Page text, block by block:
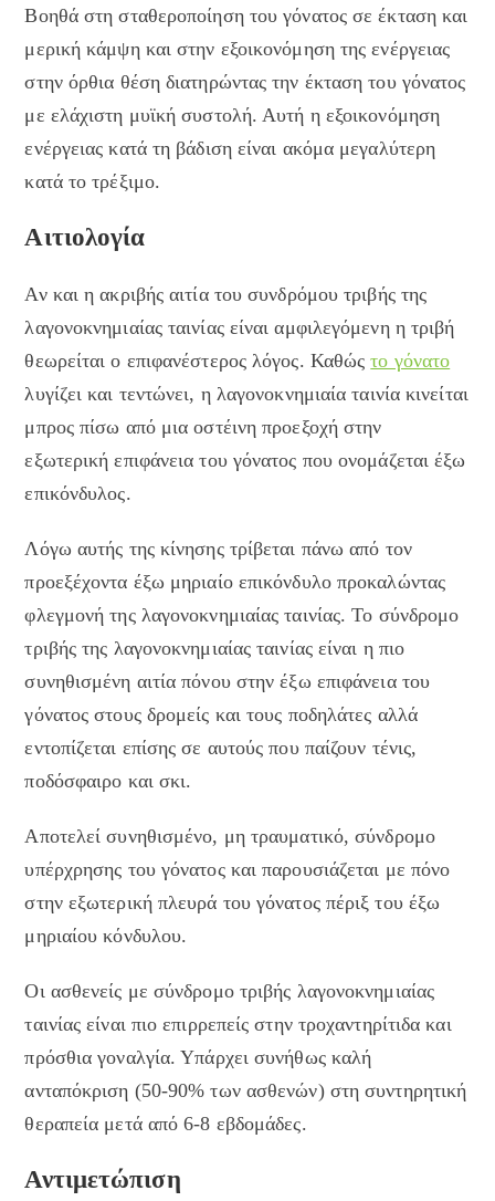
Βοηθά στη σταθεροποίηση του γόνατος σε έκταση και
μερική κάμψη και στην εξοικονόμηση της ενέργειας
στην όρθια θέση διατηρώντας την έκταση του γόνατος
με ελάχιστη μυϊκή συστολή. Αυτή η εξοικονόμηση
ενέργειας κατά τη βάδιση είναι ακόμα μεγαλύτερη
κατά το τρέξιμο.
Αιτιολογία
Αν και η ακριβής αιτία του συνδρόμου τριβής της
λαγονοκνημιαίας ταινίας είναι αμφιλεγόμενη η τριβή
θεωρείται ο επιφανέστερος λόγος. Καθώςτο γόνατο
λυγίζει και τεντώνει, η λαγονοκνημιαία ταινία κινείται
μπρος πίσω από μια οστέινη προεξοχή στην
εξωτερική επιφάνεια του γόνατος που ονομάζεται έξω
επικόνδυλος.
Λόγω αυτής της κίνησης τρίβεται πάνω από τον
προεξέχοντα έξω μηριαίο επικόνδυλο προκαλώντας
φλεγμονή της λαγονοκνημιαίας ταινίας. Το σύνδρομο
τριβής της λαγονοκνημιαίας ταινίας είναι η πιο
συνηθισμένη αιτία πόνου στην έξω επιφάνεια του
γόνατος στους δρομείς και τους ποδηλάτες αλλά
εντοπίζεται επίσης σε αυτούς που παίζουν τένις,
ποδόσφαιρο και σκι.
Αποτελεί συνηθισμένο, μη τραυματικό, σύνδρομο
υπέρχρησης του γόνατος και παρουσιάζεται με πόνο
στην εξωτερική πλευρά του γόνατος πέριξ του έξω
μηριαίου κόνδυλου.
Οι ασθενείς με σύνδρομο τριβής λαγονοκνημιαίας
ταινίας είναι πιο επιρρεπείς στην τροχαντηρίτιδα και
πρόσθια γοναλγία. Υπάρχει συνήθως καλή
ανταπόκριση (50-90% των ασθενών) στη συντηρητική
θεραπεία μετά από 6-8 εβδομάδες.
Αντιμετώπιση